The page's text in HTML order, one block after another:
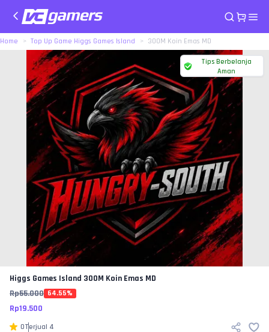
Home Top Up Game Higgs Games Island 300M Koin Emas MD
Tips Berbelanja
Aman
Higgs Games Island 300M Koin Emas MD
Rp55.000 64.55%
Rp19.500
0Terjual 4